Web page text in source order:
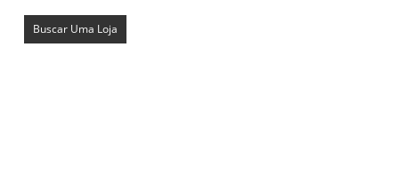
Buscar Uma Loja